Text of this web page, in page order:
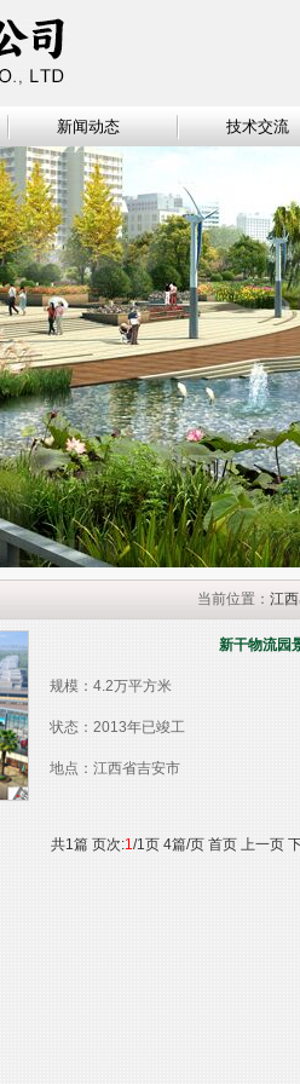
新闻动态 技术交流
当前位置： 江
新干物流园
规模：4.2万平方米
状态：2013年已竣工
地点：江西省吉安市
共1篇 页次:1/1页 4篇/页 首页 上一页